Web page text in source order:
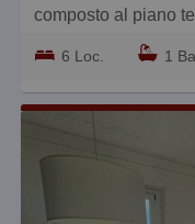
composto al piano
cucina, una stanza
due camere bagno
all'ultimo piano
all'immobile, inoltre
retro dell'immobile -
6 Loc. 1